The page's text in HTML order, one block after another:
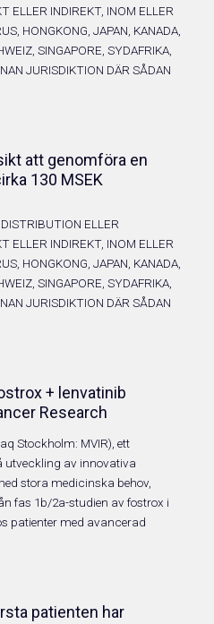
ELLER INDIREKT, INOM ELLER
HONGKONG, JAPAN, KANADA,
SINGAPORE, SYDAFRIKA,
JURISDIKTION DÄR SÅDAN
att genomföra en
130 MSEK
ELLER
ELLER INDIREKT, INOM ELLER
HONGKONG, JAPAN, KANADA,
SINGAPORE, SYDAFRIKA,
JURISDIKTION DÄR SÅDAN
+ lenvatinib
Research
Stockholm: MVIR), ett
utveckling av innovativa
stora medicinska behov,
fas 1b/2a-studien av fostrox i
patienter med avancerad
patienten har